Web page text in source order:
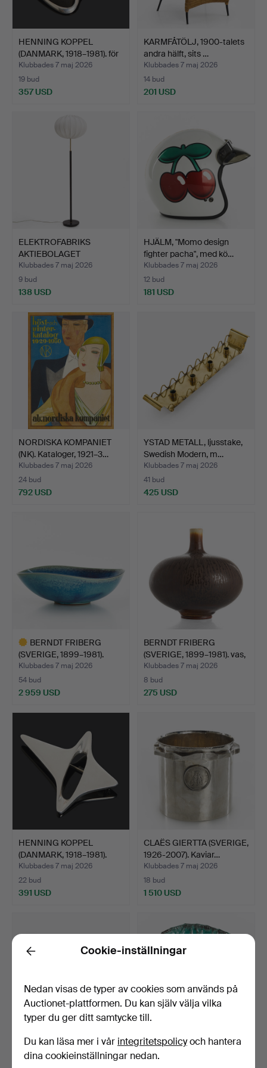
HENNING KOPPEL
(DANMARK, 1918–1981). för
G…
Klubbades 7 maj 2026
19 bud
357 USD
KARMFÅTÖLJ, 1900-talets
andra hälft, sits …
Klubbades 7 maj 2026
14 bud
201 USD
ELEKTROFABRIKS
AKTIEBOLAGET
ESKILSTUNA (EA…
Klubbades 7 maj 2026
9 bud
138 USD
HJÄLM, "Momo design
fighter pacha", med kö…
Klubbades 7 maj 2026
12 bud
181 USD
NORDISKA KOMPANIET
(NK). Kataloger, 1921–3…
Klubbades 7 maj 2026
24 bud
792 USD
YSTAD METALL, ljusstake,
Swedish Modern, m…
Klubbades 7 maj 2026
41 bud
425 USD
BERNDT FRIBERG
(SVERIGE, 1899–1981).
Störr…
Klubbades 7 maj 2026
54 bud
2 959 USD
BERNDT FRIBERG
(SVERIGE, 1899–1981). vas,
…
Klubbades 7 maj 2026
8 bud
275 USD
HENNING KOPPEL
(DANMARK, 1918–1981).
brosc…
Klubbades 7 maj 2026
22 bud
391 USD
CLAËS GIERTTA (SVERIGE,
1926-2007). Kaviar…
Klubbades 7 maj 2026
18 bud
1 510 USD
SOUTHWEST TECHNICAL
PRODUCTS
HILDUR HAGGÅRD
(SVERIGE, 1885–1958). Fat,
Back Cookie-inställningar
Nedan visas de typer av cookies som används på
Auctionet-plattformen. Du kan själv välja vilka
typer du ger ditt samtycke till.
Du kan läsa mer i vår integritetspolicyoch hantera
dina cookieinställningar nedan.